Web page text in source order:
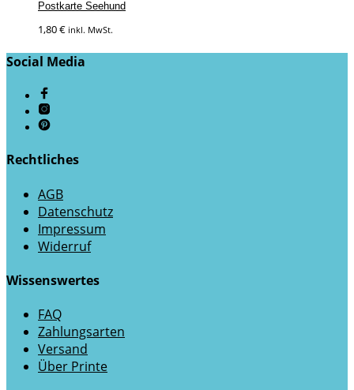
Postkarte Seehund
1,80€ inkl. MwSt.
Social Media
Rechtliches
AGB
Datenschutz
Impressum
Widerruf
Wissenswertes
FAQ
Zahlungsarten
Versand
Über Printe